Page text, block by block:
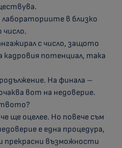
в близко
с число, защото
кадровия потенциал, така
На финала –
вот на недоверие.
ще оцелее. Но повече съм
е една процедура,
прекрасни възможности